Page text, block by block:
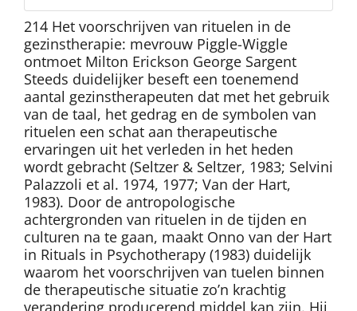
214 Het voorschrijven van rituelen in de
gezinstherapie: mevrouw Piggle-Wiggle
ontmoet Milton Erickson George Sargent
Steeds duidelijker beseft een toenemend
aantal gezinstherapeuten dat met het gebruik
van de taal, het gedrag en de symbolen van
rituelen een schat aan therapeutische
ervaringen uit het verleden in het heden
wordt gebracht (Seltzer & Seltzer, 1983; Selvini
Palazzoli et al. 1974, 1977; Van der Hart,
1983). Door de antropologische
achtergronden van rituelen in de tijden en
culturen na te gaan, maakt Onno van der Hart
in Rituals in Psychotherapy (1983) duidelijk
waarom het voorschrijven van tuelen binnen
de therapeutische situatie zo’n krachtig
verandering producerend middel kan zijn. Hij